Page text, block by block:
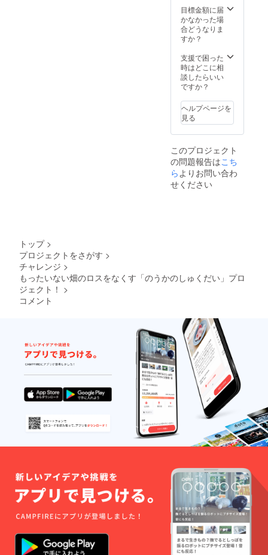
につき
まして
備考欄
さい。
お名前
を除き
30文字
程度で
お願い
ます。
字は綺
麗な方
ではご
ざいま
せん
が、丁
送を予
定して
おりま
上がり
具合に
より発
送時期
する可
ござい
ます。
ご了承
くださ
い。
※【お読
みくだ
望の方
ださ
い。し
らぬい
の品質
優先に
なりま
すがで
きる限
りご希
望に添
えるよ
うに尽
力いた
しま
場合は
ご容赦
くださ
い。
※【お読
さい】
購入者
様とお
す。ナ
イロン
袋など
にて保
存くだ
さい。
※10月
ごろの
発送を
予定し
ており
※日時
指定は
承って
おりま
場合は
たいな
い畑の
くだも
のでつ
くった
一筆箋
一枚を
同梱さ
せてい
ただく
ことが
可能で
す。有
無また
まして
備考欄
へご記
入くだ
さい。
お名前
を除き
30文字
程度で
状が変
更され
ること
す。 ・
柿のフ
ロラン
タン（3
まつば
ら農園
完熟
した柿
イが
入った
フロラ
ンタン
です。
し上が
ル・
アーモ
ンド・
ドライ
柿の相
性が抜
群で
す！ ※3
月中旬
ごろの
発送と
なりま
す。
井県に
お送り
いただ
きサン
製造し
ます。
③本
番製
約25kg
ほどの
作物を
福井県
りいた
だきま
す。
④納
品
刷会社
への発
※納品ま
でに3ヶ
月ほど
お時間
が必要
です。
※ご注
文状
況、製
造工程
上など
の都合
により
納品時
れるこ
とがあ
ります
※③の
送料に
ついて
は別途
ご負担
お願い
目標金額に届
かなかった場
合どうなりま
すか？
支援で困った
時はどこに相
談したらいい
ですか？
ヘルプページを
見る
このプロジェクト
の問題報告はこち
らよりお問い合わ
せください
トップ >
プロジェクトをさがす >
チャレンジ >
もったいない畑のロスをなくす「のうかのしゅくだい」プロ
ジェクト！ >
コメント